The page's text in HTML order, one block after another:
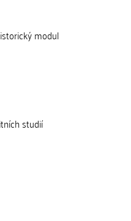
modul
studií